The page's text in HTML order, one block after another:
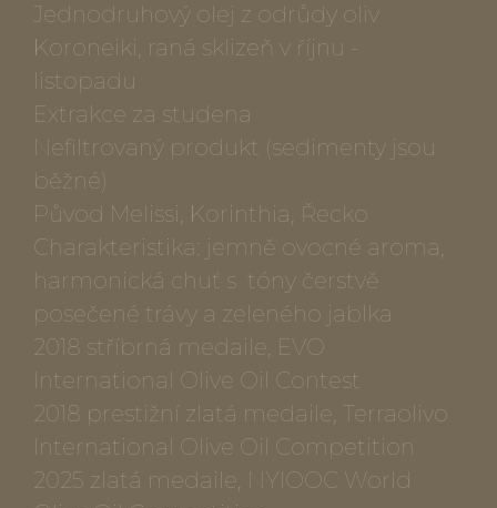
Jednodruhový olej z odrůdy oliv
Koroneiki, raná sklizeň v říjnu -
listopadu
Extrakce za studena
Nefiltrovaný produkt (sedimenty jsou
běžné)
Původ Melissi, Korinthia, Řecko
Charakteristika: jemně ovocné aroma,
harmonická chuť s tóny čerstvě
posečené trávy a zeleného jablka
2018 stříbrná medaile, EVO
International Olive Oil Contest
2018 prestižní zlatá medaile, Terraolivo
International Olive Oil Competition
2025 zlatá medaile, NYIOOC World